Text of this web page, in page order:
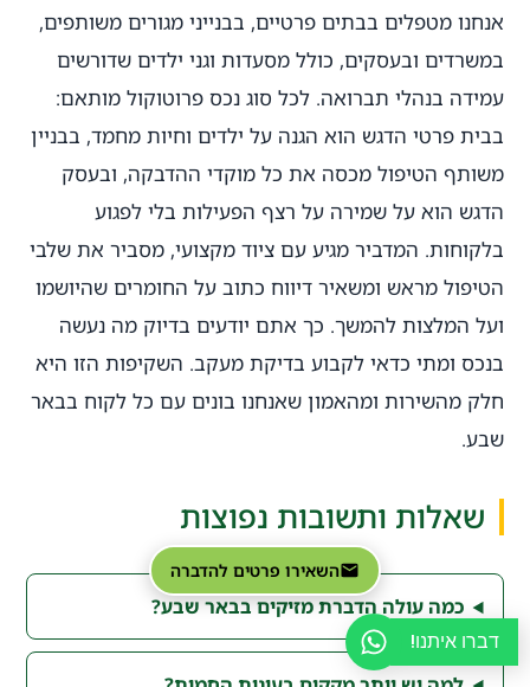
אנחנו מטפלים בבתים פרטיים, בבנייני מגורים משותפים,
במשרדים ובעסקים, כולל מסעדות וגני ילדים שדורשים
עמידה בנהלי תברואה. לכל סוג נכס פרוטוקול מותאם:
בבית פרטי הדגש הוא הגנה על ילדים וחיות מחמד, בבניין
משותף הטיפול מכסה את כל מוקדי ההדבקה, ובעסק
הדגש הוא על שמירה על רצף הפעילות בלי לפגוע
בלקוחות. המדביר מגיע עם ציוד מקצועי, מסביר את שלבי
הטיפול מראש ומשאיר דיווח כתוב על החומרים שהיושמו
ועל המלצות להמשך. כך אתם יודעים בדיוק מה נעשה
בנכס ומתי כדאי לקבוע בדיקת מעקב. השקיפות הזו היא
חלק מהשירות ומהאמון שאנחנו בונים עם כל לקוח בבאר
שבע.
שאלות ותשובות נפוצות
כמה עולה הדברת מזיקים בבאר שבע?
דברו איתנו!
השאירו פרטים להדברה